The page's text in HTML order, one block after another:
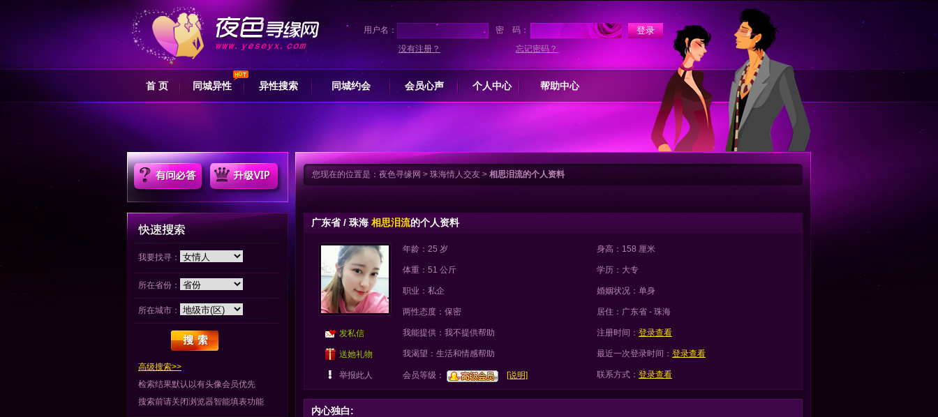
用户名：
密 码：
没有注册？
忘记密码？
首 页 同城异性 异性搜索 同城约会 会员心声 个人中心 帮助中心
我要找寻：
所在省份：
所在城市：
高级搜索>>
检索结果默认以有头像会员优先
搜索前请关闭浏览器智能填表功能
您现在的位置是： 夜色寻缘网 > 珠海情人交友 > 相思泪流的个人资料
广东省 / 珠海 相思泪流的个人资料
发私信
送她礼物
举报此人
年龄：25 岁 身高：158 厘米
体重：51 公斤 学历：大专
职业：私企 婚姻状况：单身
两性态度：保密 居住：广东省 - 珠海
我能提供：我不提供帮助 注册时间： 登录查看
我渴望：生活和情感帮助 最近一次登录时间： 登录查看
会员等级： [说明] 联系方式： 登录查看
内心独白: